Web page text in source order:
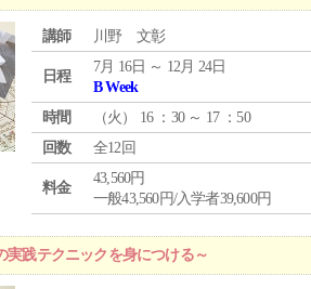
講師 川野 文彰
日程
7月 16日 ～ 12月 24日
B Week
時間
（火 ） 16 ：30 ～ 17 ：50
回数
全12回
料金
43,560円
一般43,560円/入学者39,600円
践テクニックを身につける～